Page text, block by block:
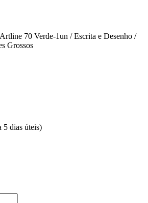
70 Verde-1un / Escrita e Desenho /
Grossos
5 dias úteis)